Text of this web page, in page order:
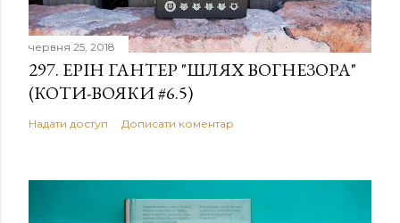
червня 25, 2018
297. ЕРІН ГАНТЕР "ШЛЯХ ВОГНЕЗОРА"
(КОТИ-ВОЯКИ #6.5)
Надати доступ Дописати коментар